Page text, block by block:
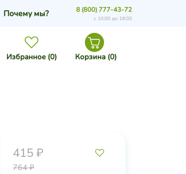
Избранное (0) Корзина (0)
Почему мы? 8 (800) 777-43-72
с 10:00 до 18:00
415 ₽
764 ₽